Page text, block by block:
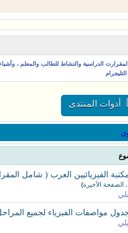
الدراسية والنشاط للطالب والمعلم ،
أدوات المنتدى
الفيزيائيين العرب ( شامل
الصفحة الأخيرة)
مواصفات الفيزياء لجميع